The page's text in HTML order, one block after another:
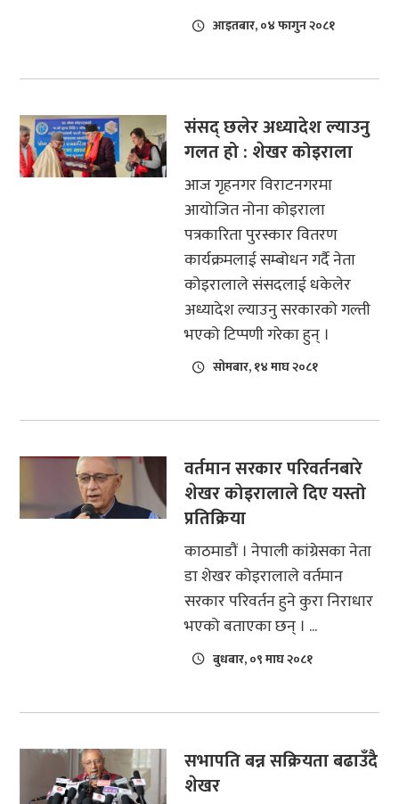
आइतबार, ०४ फागुन २०८१
संसद् छलेर अध्यादेश ल्याउनु
गलत हो : शेखर कोइराला
आज गृहनगर विराटनगरमा
आयोजित नोना कोइराला
पत्रकारिता पुरस्कार वितरण
कार्यक्रमलाई सम्बोधन गर्दै नेता
कोइरालाले संसदलाई धकेलेर
अध्यादेश ल्याउनु सरकारको गल्ती
भएको टिप्पणी गरेका हुन् ।
सोमबार, १४ माघ २०८१
वर्तमान सरकार परिवर्तनबारे
शेखर कोइरालाले दिए यस्तो
प्रतिक्रिया
काठमाडौं । नेपाली कांग्रेसका नेता
डा शेखर कोइरालाले वर्तमान
सरकार परिवर्तन हुने कुरा निराधार
भएको बताएका छन् । ...
बुधबार, ०९ माघ २०८१
सभापति बन्न सक्रियता बढाउँदै
शेखर